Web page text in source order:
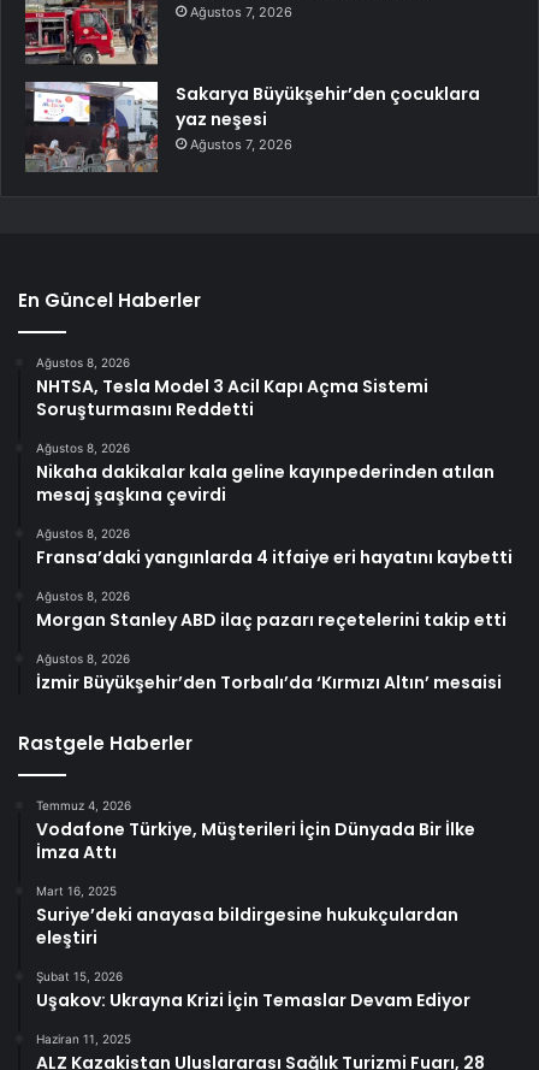
Ağustos 7, 2026
Sakarya Büyükşehir’den çocuklara
yaz neşesi
Ağustos 7, 2026
En Güncel Haberler
Ağustos 8, 2026
NHTSA, Tesla Model 3 Acil Kapı Açma Sistemi
Soruşturmasını Reddetti
Ağustos 8, 2026
Nikaha dakikalar kala geline kayınpederinden atılan
mesaj şaşkına çevirdi
Ağustos 8, 2026
Fransa’daki yangınlarda 4 itfaiye eri hayatını kaybetti
Ağustos 8, 2026
Morgan Stanley ABD ilaç pazarı reçetelerini takip etti
Ağustos 8, 2026
İzmir Büyükşehir’den Torbalı’da ‘Kırmızı Altın’ mesaisi
Rastgele Haberler
Temmuz 4, 2026
Vodafone Türkiye, Müşterileri İçin Dünyada Bir İlke
İmza Attı
Mart 16, 2025
Suriye’deki anayasa bildirgesine hukukçulardan
eleştiri
Şubat 15, 2026
Uşakov: Ukrayna Krizi İçin Temaslar Devam Ediyor
Haziran 11, 2025
ALZ Kazakistan Uluslararası Sağlık Turizmi Fuarı, 28